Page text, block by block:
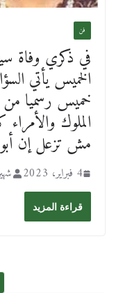
فن
في ذكري وفاة
الخميس يأتي
خميس رسميا من
الملوك
مش تزعل إن أبو
4 فبراير، 2023
قراءة المزيد